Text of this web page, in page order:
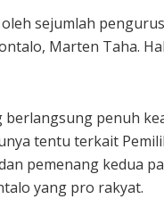
sejumlah
Marten Taha.
berlangsung penuh
tentu terkait
pemenang kedua
yang pro rakyat.